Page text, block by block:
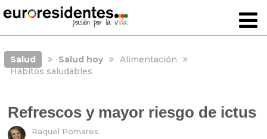
Salud Salud hoy
Alimentación
Hábitos saludables
Refrescos y mayor riesgo de ictus
Raquel Pomares